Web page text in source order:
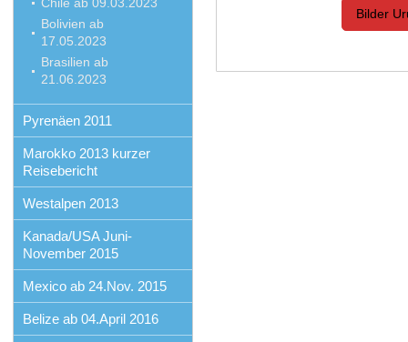
Bolivien ab
17.05.2023
Brasilien ab
21.06.2023
Pyrenäen 2011
Marokko 2013 kurzer
Reisebericht
Westalpen 2013
Kanada/USA Juni-
November 2015
Mexico ab 24.Nov. 2015
Belize ab 04.April 2016
Bilder